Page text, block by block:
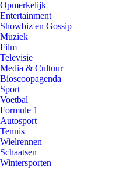
Opmerkelijk
Entertainment
Showbiz en Gossip
Muziek
Film
Televisie
Media & Cultuur
Bioscoopagenda
Sport
Voetbal
Formule 1
Autosport
Tennis
Wielrennen
Schaatsen
Wintersporten